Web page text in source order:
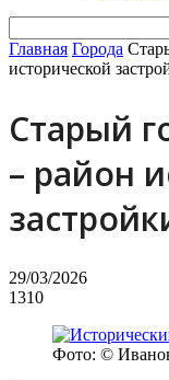
Главная Города
исторической
Старый
– район
29/03/2026
1310
Фото: ©